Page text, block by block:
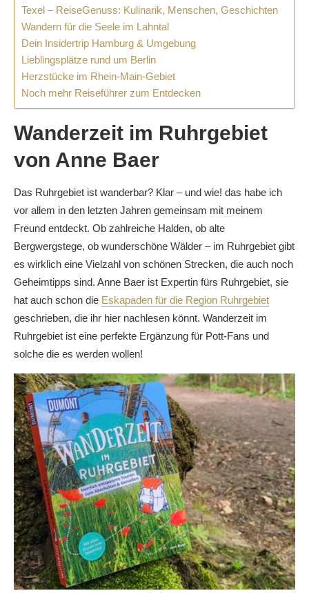
Texel – ReiseGenuss: Kulinarik, Menschen, Geschichten
Wandern für die Seele im Lahntal
Dein Insidertrip Hamburg & Umgebung
Lieblingsplätze rund um Berlin
Herzstücke im Rhein-Main-Gebiet
Noch mehr Reiseführer zum Entdecken
Wanderzeit im Ruhrgebiet
von Anne Baer
Das Ruhrgebiet ist wanderbar? Klar – und wie! das habe ich
vor allem in den letzten Jahren gemeinsam mit meinem
Freund entdeckt. Ob zahlreiche Halden, ob alte
Bergwergstege, ob wunderschöne Wälder – im Ruhrgebiet gibt
es wirklich eine Vielzahl von schönen Strecken, die auch noch
Geheimtipps sind. Anne Baer ist Expertin fürs Ruhrgebiet, sie
hat auch schon die Eskapaden für die Region Ruhrgebiet
geschrieben, die ihr hier nachlesen könnt. Wanderzeit im
Ruhrgebiet ist eine perfekte Ergänzung für Pott-Fans und
solche die es werden wollen!